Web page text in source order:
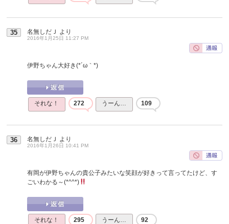
35 名無しだＪ より
2016年1月25日 11:27 PM
伊野ちゃん大好き(*´ω｀*)
それな！ 272 うーん… 109
36 名無しだＪ より
2016年1月26日 10:41 PM
有岡が伊野ちゃんの貴公子みたいな笑顔が好きって言ってたけど、す
ごいわかる～(*^^*)
それな！ 295 うーん… 92